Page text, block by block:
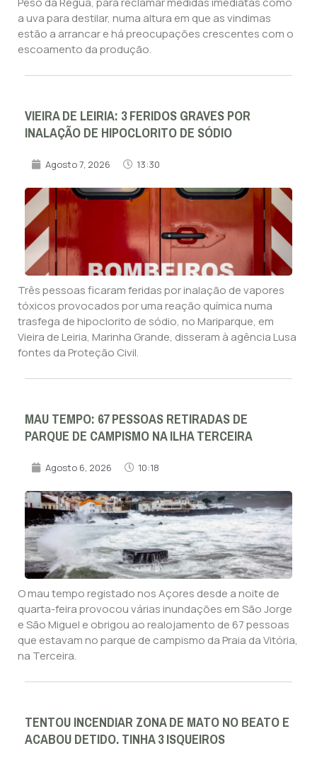
a uva para destilar, numa altura em que as vindimas
estão a arrancar e há preocupações crescentes com o
escoamento da produção.
VIEIRA DE LEIRIA: 3 FERIDOS GRAVES POR
INALAÇÃO DE HIPOCLORITO DE SÓDIO
Agosto 7, 2026 13:30
Três pessoas ficaram feridas por inalação de vapores
tóxicos provocados por uma reação química numa
trasfega de hipoclorito de sódio, no Mariparque, em
Vieira de Leiria, Marinha Grande, disseram à agência Lusa
fontes da Proteção Civil.
MAU TEMPO: 67 PESSOAS RETIRADAS DE
PARQUE DE CAMPISMO NA ILHA TERCEIRA
Agosto 6, 2026 10:18
O mau tempo registado nos Açores desde a noite de
quarta-feira provocou várias inundações em São Jorge
e São Miguel e obrigou ao realojamento de 67 pessoas
que estavam no parque de campismo da Praia da Vitória,
na Terceira.
TENTOU INCENDIAR ZONA DE MATO NO BEATO E
ACABOU DETIDO. TINHA 3 ISQUEIROS